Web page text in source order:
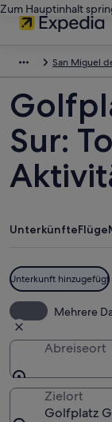
Zum Hauptinhalt
San Miguel
Sur:
UnterkünfteFlüge
Unterkunft hinzugefügt
Mehrere
Abreiseort
Zielort
Golfplatz